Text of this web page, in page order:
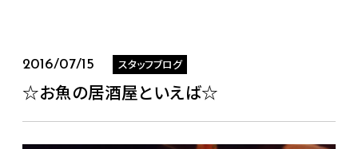
2016/07/15 スタッフブログ
☆お魚の居酒屋といえば☆